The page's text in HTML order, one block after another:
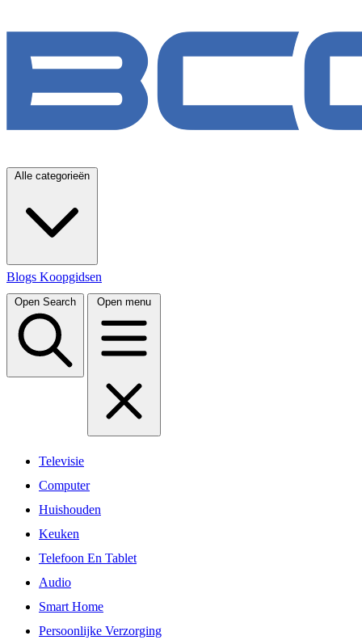
Alle categorieën
Blogs Koopgidsen
Open Search Open menu
Televisie
Computer
Huishouden
Keuken
Telefoon En Tablet
Audio
Smart Home
Persoonlijke Verzorging